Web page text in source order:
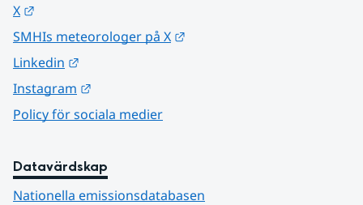
X
SMHIs meteorologer på X
Linkedin
Instagram
Policy för sociala medier
Datavärdskap
Nationella emissionsdatabasen